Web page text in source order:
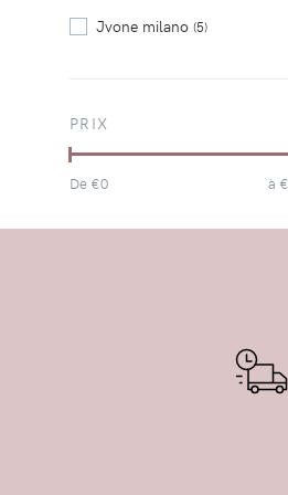
Jvone milano (5)
PRIX
De €0 à €